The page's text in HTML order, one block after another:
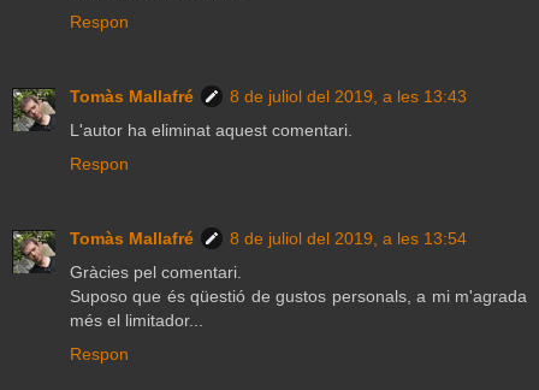
Respon
Tomàs Mallafré
8 de juliol del 2019, a les 13:43
L'autor ha eliminat aquest comentari.
Respon
Tomàs Mallafré
8 de juliol del 2019, a les 13:54
Gràcies pel comentari.
Suposo que és qüestió de gustos personals, a mi m'agrada
més el limitador...
Respon